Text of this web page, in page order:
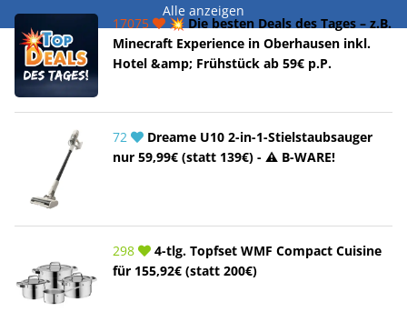
Alle anzeigen
17075
💥 Die besten Deals des Tages – z.B.
Minecraft Experience in Oberhausen inkl.
Hotel &amp; Frühstück ab 59€ p.P.
72
Dreame U10 2-in-1-Stielstaubsauger
nur 59,99€ (statt 139€) - ⚠️ B-WARE!
298
4-tlg. Topfset WMF Compact Cuisine
für 155,92€ (statt 200€)